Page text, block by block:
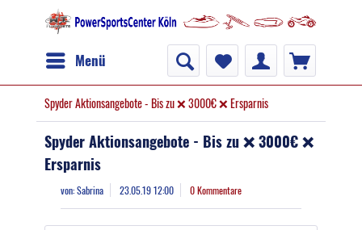
Menü
Spyder Aktionsangebote - Bis zu ❌ 3000€ ❌ Ersparnis
Spyder Aktionsangebote - Bis zu ❌ 3000€ ❌
Ersparnis
von:Sabrina 23.05.19 12:00 0 Kommentare